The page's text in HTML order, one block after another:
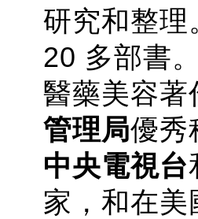
研究和整
20 多部書
醫藥美容著
管理局優秀
中央電視台
家，和在美